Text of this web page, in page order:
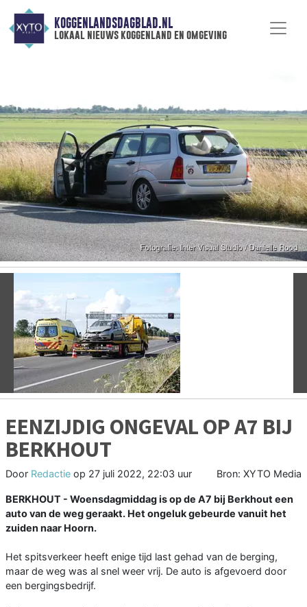
KOGGENLANDSDAGBLAD.NL
lokaal nieuws koggenland en omgeving
Vorige
EENZIJDIG ONGEVAL OP A7 BIJ
BERKHOUT
Door Redactie op 27 juli 2022, 22:03 uur Bron: XYTO Media
BERKHOUT - Woensdagmiddag is op de A7 bij Berkhout een
auto van de weg geraakt. Het ongeluk gebeurde vanuit het
zuiden naar Hoorn.
Het spitsverkeer heeft enige tijd last gehad van de berging,
maar de weg was al snel weer vrij. De auto is afgevoerd door
een bergingsbedrijf.